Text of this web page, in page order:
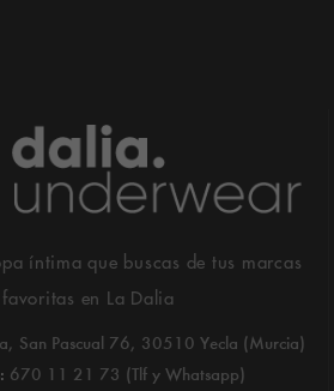
íntima que buscas de tus marcas
favoritas en La Dalia
San Pascual 76, 30510 Yecla (Murcia)
670 11 21 73 (Tlf y Whatsapp)